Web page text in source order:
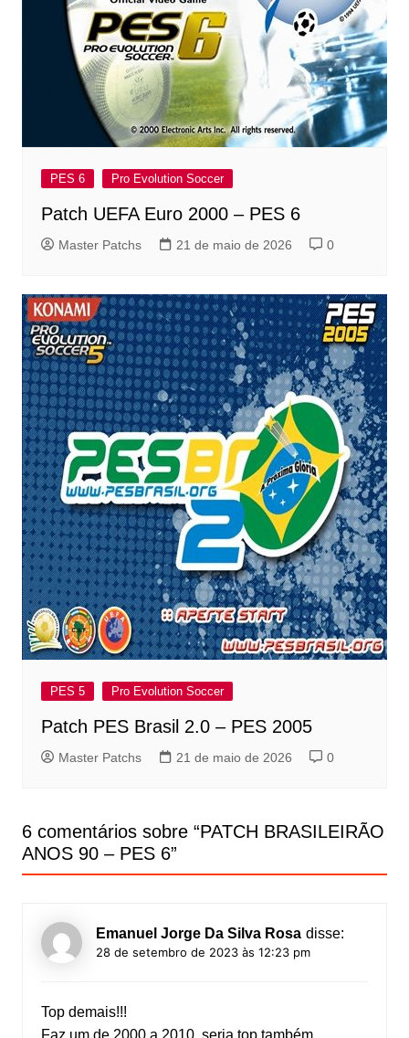
PES 6 Pro Evolution Soccer
Patch UEFA Euro 2000 – PES 6
Master Patchs 21 de maio de 2026 0
PES 5 Pro Evolution Soccer
Patch PES Brasil 2.0 – PES 2005
Master Patchs 21 de maio de 2026 0
6 comentários sobre “PATCH BRASILEIRÃO
ANOS 90 – PES 6”
Emanuel Jorge Da Silva Rosa disse:
28 de setembro de 2023 às 12:23 pm
Top demais!!!